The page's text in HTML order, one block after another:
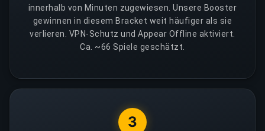
innerhalb von Minuten zugewiesen. Unsere Booster
gewinnen in diesem Bracket weit häufiger als sie
verlieren. VPN-Schutz und Appear Offline aktiviert.
Ca. ~66 Spiele geschätzt.
3